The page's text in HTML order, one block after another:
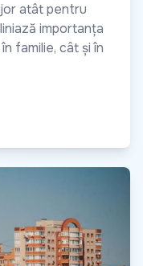
atât pentru
importanța
familie, cât și în